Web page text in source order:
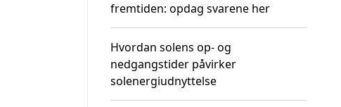
fremtiden: opdag svarene her
Hvordan solens op- og
nedgangstider påvirker
solenergiudnyttelse